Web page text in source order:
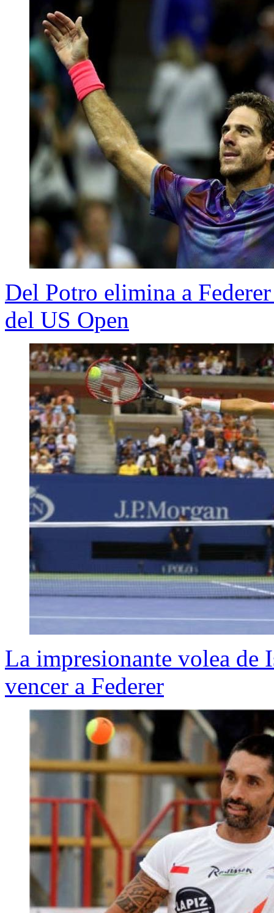
Del Potro elimina a
del US Open
La impresionante volea de
vencer a Federer